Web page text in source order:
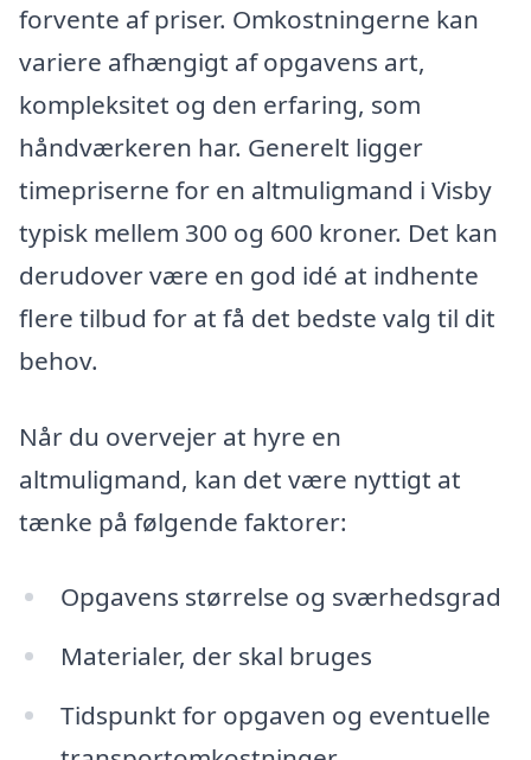
forvente af priser. Omkostningerne kan
variere afhængigt af opgavens art,
kompleksitet og den erfaring, som
håndværkeren har. Generelt ligger
timepriserne for en altmuligmand i Visby
typisk mellem 300 og 600 kroner. Det kan
derudover være en god idé at indhente
flere tilbud for at få det bedste valg til dit
behov.
Når du overvejer at hyre en
altmuligmand, kan det være nyttigt at
tænke på følgende faktorer:
Opgavens størrelse og sværhedsgrad
Materialer, der skal bruges
Tidspunkt for opgaven og eventuelle